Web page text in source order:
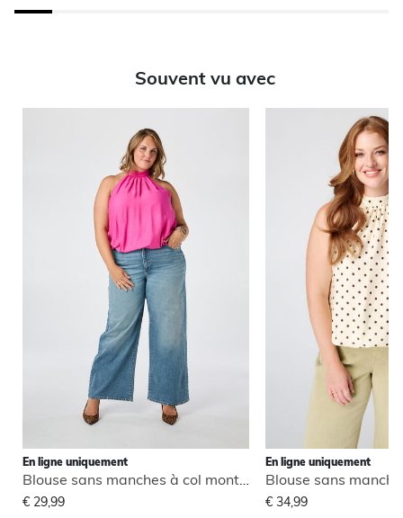
Souvent vu avec
En ligne uniquement
€ 29,99
En ligne uniquement
€ 34,99